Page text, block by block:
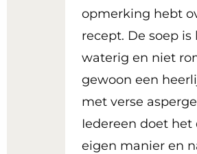
opmerking hebt
recept. De soep
waterig en niet
gewoon een
met verse
Iedereen doet het
eigen manier en